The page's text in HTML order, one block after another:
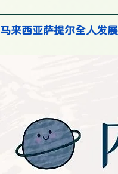
马来西亚萨提尔全人发